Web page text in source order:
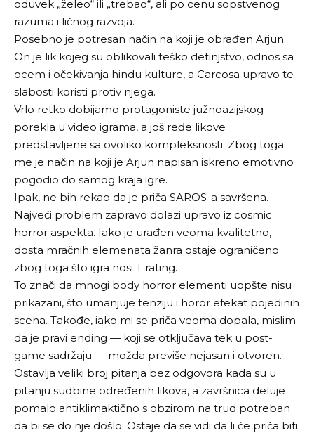
oduvek „želeo“ ili „trebao“, ali po cenu sopstvenog
razuma i ličnog razvoja.
Posebno je potresan način na koji je obrađen Arjun.
On je lik kojeg su oblikovali teško detinjstvo, odnos sa
ocem i očekivanja hindu kulture, a Carcosa upravo te
slabosti koristi protiv njega.
Vrlo retko dobijamo protagoniste južnoazijskog
porekla u video igrama, a još ređe likove
predstavljene sa ovoliko kompleksnosti. Zbog toga
me je način na koji je Arjun napisan iskreno emotivno
pogodio do samog kraja igre.
Ipak, ne bih rekao da je priča SAROS-a savršena.
Najveći problem zapravo dolazi upravo iz cosmic
horror aspekta. Iako je urađen veoma kvalitetno,
dosta mračnih elemenata žanra ostaje ograničeno
zbog toga što igra nosi T rating.
To znači da mnogi body horror elementi uopšte nisu
prikazani, što umanjuje tenziju i horor efekat pojedinih
scena. Takođe, iako mi se priča veoma dopala, mislim
da je pravi ending — koji se otključava tek u post-
game sadržaju — možda previše nejasan i otvoren.
Ostavlja veliki broj pitanja bez odgovora kada su u
pitanju sudbine određenih likova, a završnica deluje
pomalo antiklimaktično s obzirom na trud potreban
da bi se do nje došlo. Ostaje da se vidi da li će priča biti